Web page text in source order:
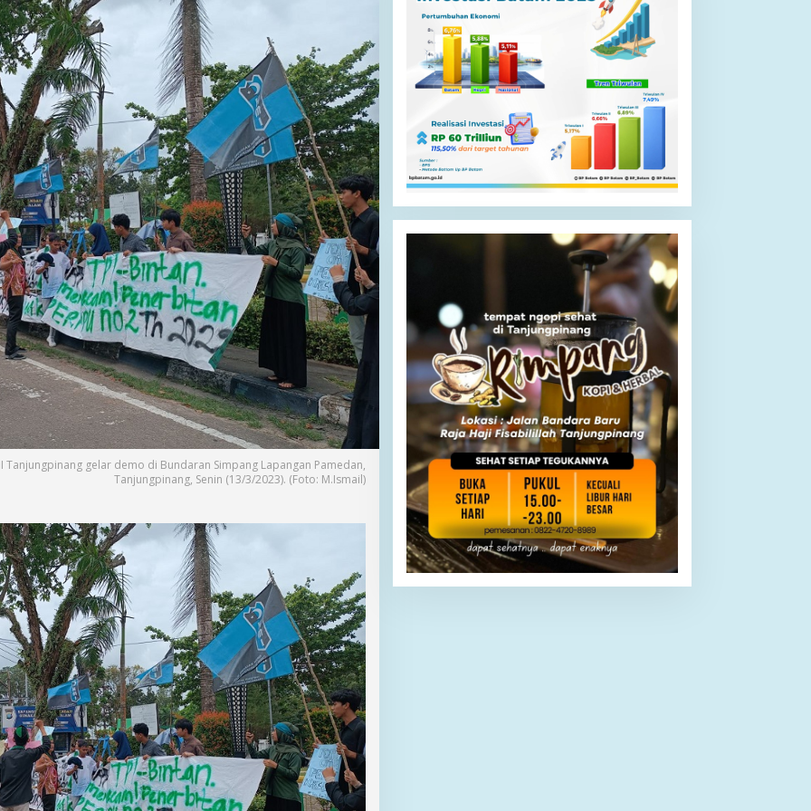
gelar demo di Bundaran Simpang Lapangan Pamedan,
Tanjungpinang, Senin (13/3/2023). (Foto: M.Ismail)